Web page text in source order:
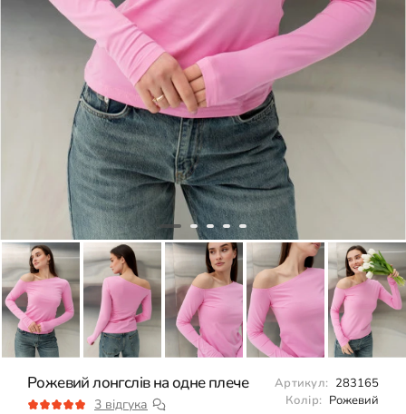
Рожевий лонгслів на одне плече
3 відгука
Артикул: 283165
Колір: Рожевий